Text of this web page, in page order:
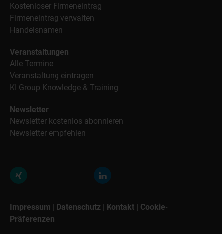
Kostenloser Firmeneintrag
Firmeneintrag verwalten
Handelsnamen
Veranstaltungen
Alle Termine
Veranstaltung eintragen
KI Group Knowledge & Training
Newsletter
Newsletter kostenlos abonnieren
Newsletter empfehlen
Impressum | Datenschutz | Kontakt | Cookie-
Präferenzen